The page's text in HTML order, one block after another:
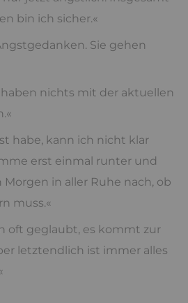
bin ich sicher.«
Sie gehen
nichts mit der aktuellen
habe, kann ich nicht klar
erst einmal runter und
in aller Ruhe nach, ob
muss.«
oft geglaubt, es kommt zur
letztendlich ist immer alles